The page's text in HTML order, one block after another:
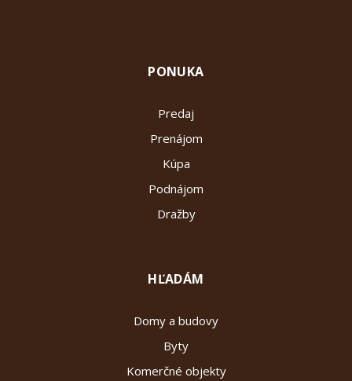
PONUKA
Predaj
Prenájom
Kúpa
Podnájom
Dražby
HĽADÁM
Domy a budovy
Byty
Komerčné objekty